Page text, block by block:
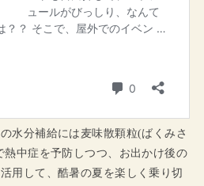
水分補給には麦味散顆粒(ばくみさ
熱中症を予防しつつ、お出かけ後の
用して、酷暑の夏を楽しく乗り切